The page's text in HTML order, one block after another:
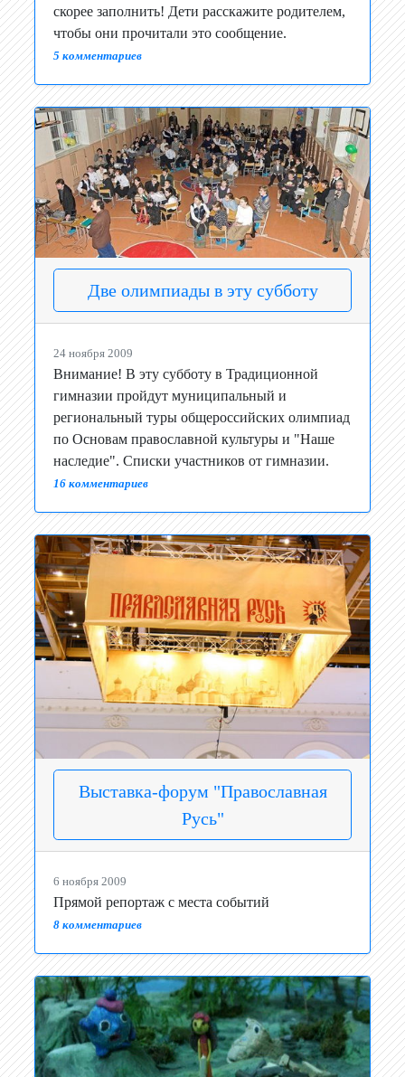
скорее заполнить! Дети расскажите родителем,
чтобы они прочитали это сообщение.
5 комментариев
Две олимпиады в эту субботу
24 ноября 2009
Внимание! В эту субботу в Традиционной
гимназии пройдут муниципальный и
региональный туры общероссийских олимпиад
по Основам православной культуры и "Наше
наследие". Списки участников от гимназии.
16 комментариев
Выставка-форум "Православная
Русь"
6 ноября 2009
Прямой репортаж с места событий
8 комментариев